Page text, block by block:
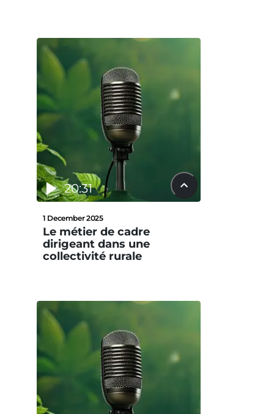
20:31
1 December 2025
Le métier de cadre
dirigeant dans une
collectivité rurale